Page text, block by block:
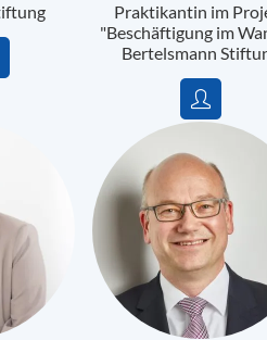
Praktikantin im
"Beschäftigung im
Bertelsmann